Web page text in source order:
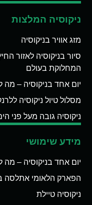
ניקוסיה המלצות
מזג אוויר בניקוסיה
סיור בניקוסיה לאזור
המחלוקת בעולם
יום אחד בניקוסיה – מה
מסלול טיול ניקוסיה
ניקוסיה גובה מעל פני
מידע שימושי
יום אחד בניקוסיה – מה
הפארק הלאומי אתלסה
ניקוסיה טיילת